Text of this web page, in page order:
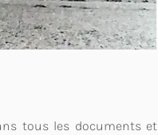
tous les documents et